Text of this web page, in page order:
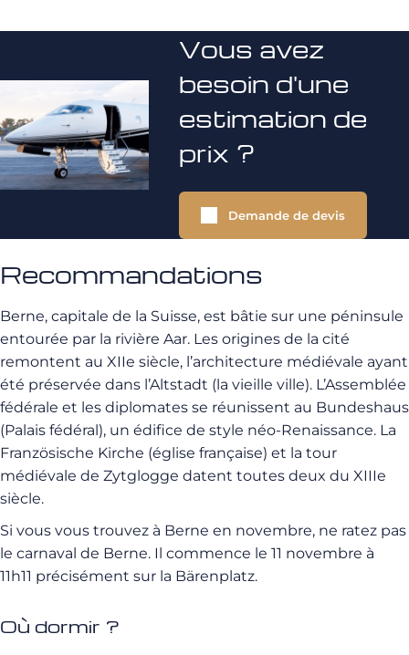
Vous avez
besoin d'une
estimation de
prix ?
Demande de devis
Recommandations
Berne, capitale de la Suisse, est bâtie sur une péninsule
entourée par la rivière Aar. Les origines de la cité
remontent au XIIe siècle, l’architecture médiévale ayant
été préservée dans l’Altstadt (la vieille ville). L’Assemblée
fédérale et les diplomates se réunissent au Bundeshaus
(Palais fédéral), un édifice de style néo-Renaissance. La
Französische Kirche (église française) et la tour
médiévale de Zytglogge datent toutes deux du XIIIe
siècle.
Si vous vous trouvez à Berne en novembre, ne ratez pas
le carnaval de Berne. Il commence le 11 novembre à
11h11 précisément sur la Bärenplatz.
Où dormir ?